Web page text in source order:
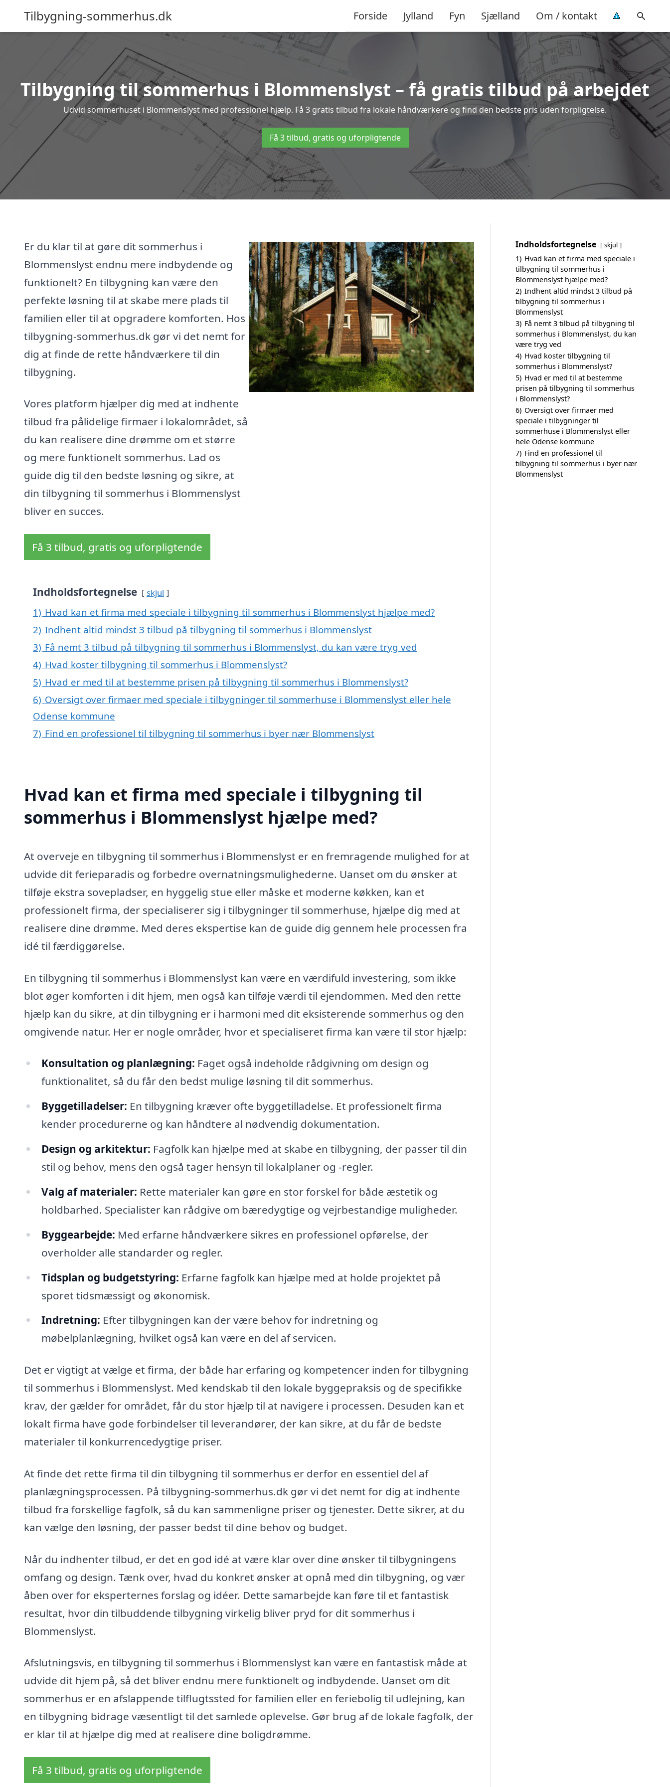
Tilbygning-sommerhus.dk Forside Jylland Fyn Sjælland Om / kontakt
Tilbygning til sommerhus i Blommenslyst – få gratis tilbud på arbejdet
Udvid sommerhuset i Blommenslyst med professionel hjælp. Få 3 gratis tilbud fra lokale håndværkere og find den bedste pris uden forpligtelse.
Få 3 tilbud, gratis og uforpligtende
Er du klar til at gøre dit sommerhus i
Blommenslyst endnu mere indbydende og
funktionelt? En tilbygning kan være den
perfekte løsning til at skabe mere plads til
familien eller til at opgradere komforten. Hos
tilbygning-sommerhus.dk gør vi det nemt for
dig at finde de rette håndværkere til din
tilbygning.
Vores platform hjælper dig med at indhente
tilbud fra pålidelige firmaer i lokalområdet, så
du kan realisere dine drømme om et større
og mere funktionelt sommerhus. Lad os
guide dig til den bedste løsning og sikre, at
din tilbygning til sommerhus i Blommenslyst
bliver en succes.
Få 3 tilbud, gratis og uforpligtende
Indholdsfortegnelse skjul
1) Hvad kan et firma med speciale i tilbygning til sommerhus i Blommenslyst hjælpe med?
2) Indhent altid mindst 3 tilbud på tilbygning til sommerhus i Blommenslyst
3) Få nemt 3 tilbud på tilbygning til sommerhus i Blommenslyst, du kan være tryg ved
4) Hvad koster tilbygning til sommerhus i Blommenslyst?
5) Hvad er med til at bestemme prisen på tilbygning til sommerhus i Blommenslyst?
6) Oversigt over firmaer med speciale i tilbygninger til sommerhuse i Blommenslyst eller hele
Odense kommune
7) Find en professionel til tilbygning til sommerhus i byer nær Blommenslyst
Hvad kan et firma med speciale i tilbygning til
sommerhus i Blommenslyst hjælpe med?
At overveje en tilbygning til sommerhus i Blommenslyst er en fremragende mulighed for at
udvide dit ferieparadis og forbedre overnatningsmulighederne. Uanset om du ønsker at
tilføje ekstra sovepladser, en hyggelig stue eller måske et moderne køkken, kan et
professionelt firma, der specialiserer sig i tilbygninger til sommerhuse, hjælpe dig med at
realisere dine drømme. Med deres ekspertise kan de guide dig gennem hele processen fra
idé til færdiggørelse.
En tilbygning til sommerhus i Blommenslyst kan være en værdifuld investering, som ikke
blot øger komforten i dit hjem, men også kan tilføje værdi til ejendommen. Med den rette
hjælp kan du sikre, at din tilbygning er i harmoni med dit eksisterende sommerhus og den
omgivende natur. Her er nogle områder, hvor et specialiseret firma kan være til stor hjælp:
Konsultation og planlægning: Faget også indeholde rådgivning om design og
funktionalitet, så du får den bedst mulige løsning til dit sommerhus.
Byggetilladelser: En tilbygning kræver ofte byggetilladelse. Et professionelt firma
kender procedurerne og kan håndtere al nødvendig dokumentation.
Design og arkitektur: Fagfolk kan hjælpe med at skabe en tilbygning, der passer til din
stil og behov, mens den også tager hensyn til lokalplaner og -regler.
Valg af materialer: Rette materialer kan gøre en stor forskel for både æstetik og
holdbarhed. Specialister kan rådgive om bæredygtige og vejrbestandige muligheder.
Byggearbejde: Med erfarne håndværkere sikres en professionel opførelse, der
overholder alle standarder og regler.
Tidsplan og budgetstyring: Erfarne fagfolk kan hjælpe med at holde projektet på
sporet tidsmæssigt og økonomisk.
Indretning: Efter tilbygningen kan der være behov for indretning og
møbelplanlægning, hvilket også kan være en del af servicen.
Det er vigtigt at vælge et firma, der både har erfaring og kompetencer inden for tilbygning
til sommerhus i Blommenslyst. Med kendskab til den lokale byggepraksis og de specifikke
krav, der gælder for området, får du stor hjælp til at navigere i processen. Desuden kan et
lokalt firma have gode forbindelser til leverandører, der kan sikre, at du får de bedste
materialer til konkurrencedygtige priser.
At finde det rette firma til din tilbygning til sommerhus er derfor en essentiel del af
planlægningsprocessen. På tilbygning-sommerhus.dk gør vi det nemt for dig at indhente
tilbud fra forskellige fagfolk, så du kan sammenligne priser og tjenester. Dette sikrer, at du
kan vælge den løsning, der passer bedst til dine behov og budget.
Når du indhenter tilbud, er det en god idé at være klar over dine ønsker til tilbygningens
omfang og design. Tænk over, hvad du konkret ønsker at opnå med din tilbygning, og vær
åben over for eksperternes forslag og idéer. Dette samarbejde kan føre til et fantastisk
resultat, hvor din tilbuddende tilbygning virkelig bliver pryd for dit sommerhus i
Blommenslyst.
Afslutningsvis, en tilbygning til sommerhus i Blommenslyst kan være en fantastisk måde at
udvide dit hjem på, så det bliver endnu mere funktionelt og indbydende. Uanset om dit
sommerhus er en afslappende tilflugtssted for familien eller en feriebolig til udlejning, kan
en tilbygning bidrage væsentligt til det samlede oplevelse. Gør brug af de lokale fagfolk, der
er klar til at hjælpe dig med at realisere dine boligdrømme.
Få 3 tilbud, gratis og uforpligtende
Indholdsfortegnelse skjul
1) Hvad kan et firma med speciale i
tilbygning til sommerhus i
Blommenslyst hjælpe med?
2) Indhent altid mindst 3 tilbud på
tilbygning til sommerhus i
Blommenslyst
3) Få nemt 3 tilbud på tilbygning til
sommerhus i Blommenslyst, du kan
være tryg ved
4) Hvad koster tilbygning til
sommerhus i Blommenslyst?
5) Hvad er med til at bestemme
prisen på tilbygning til sommerhus
i Blommenslyst?
6) Oversigt over firmaer med
speciale i tilbygninger til
sommerhuse i Blommenslyst eller
hele Odense kommune
7) Find en professionel til
tilbygning til sommerhus i byer nær
Blommenslyst